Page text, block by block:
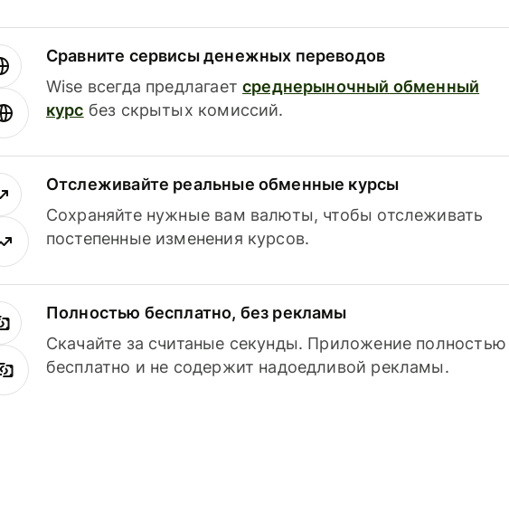
Сравните сервисы денежных переводов
Wise всегда предлагаетсреднерыночный обменный
курс без скрытых комиссий.
Отслеживайте реальные обменные курсы
Сохраняйте нужные вам валюты, чтобы отслеживать
постепенные изменения курсов.
Полностью бесплатно, без рекламы
Скачайте за считаные секунды. Приложение полностью
бесплатно и не содержит надоедливой рекламы.